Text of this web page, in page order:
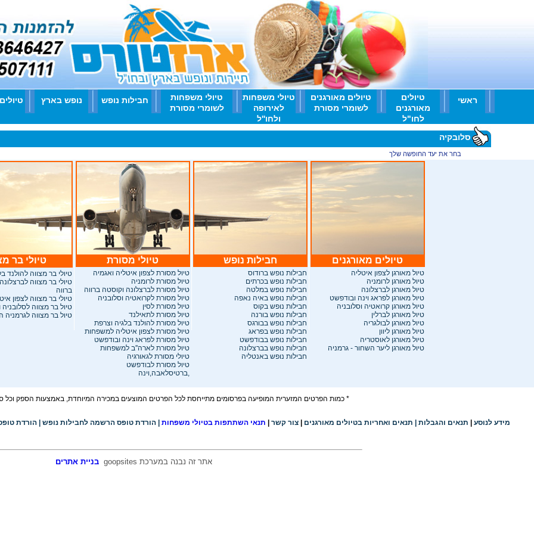
ראשי
טיולים
מאורגנים
לחו"ל
טיולים מאורגנים
לשומרי מסורת
טיולי משפחות
לאירופה
ולחו''ל
טיולי משפחות
לשומרי מסורת
חבילות נופש נופש בארץ
סלובקיה
בחר את יעד החופשה שלך
טיולים מאורגנים
טיול מאורגן לצפון איטליה
טיול מאורגן לרומניה
טיול מאורגן לברצלונה
טיול מאורגן לפראג וינה ובודפשט
טיול מאורגן קרואטיה וסלובניה
טיול מאורגן לברלין
טיול מאורגן לבולגריה
טיול מאורגן ליוון
טיול מאורגן לאוסטריה
טיול מאורגן ליער השחור - גרמניה
חבילות נופש
חבילות נופש ברודוס
חבילות נופש בכרתים
חבילות נופש במלטה
חבילות נופש באיה נאפה
חבילות נופש בקוס
חבילות נופש בורנה
חבילות נופש בבורגס
חבילות נופש בפראג
חבילות נופש בבודפשט
חבילות נופש בברצלונה
חבילות נופש באנטליה
טיולי מסורת
טיול מסורת לצפון איטליה ואגמיה
טיול מסורת לרומניה
טיול מסורת לברצלונה וקוסטה ברווה
טיול מסורת לקרואטיה וסלובניה
טיול מסורת לסין
טיול מסורת לתאילנד
טיול מסורת להולנד בלגיה וצרפת
טיול מסורת לצפון איטליה למשפחות
טיול מסורת לפראג וינה ובודפשט
טיול מסורת לארה''ב למשפחות
טיולי מסורת לגאורגיה
טיול מסורת לבודפשט
,ברטיסלאבה,וינה
טיולי בר
טיולי בר מצווה להולנד
טיולי בר מצווה
ברווה
טיולי בר מצווה לצפון
טיול בר מצווה לסלובניה
טיול בר מצווה לגרמניה
* כמות הפרטים המזערית המופיעה בפרסומים מתייחסת לכל הפרטים המוצעים במכירה המיוחדת, באמצעות הספק וכל
מידע לנוסע תנאים והגבלות תנאים ואחריות בטיולים מאורגנים |צור קשר תנאי השתתפות בטיולי משפחות הורדת טופס הרשמה לחבילות נופש הורדת
אתר זה נבנה במערכת goopsites בניית אתרים